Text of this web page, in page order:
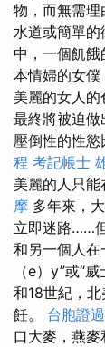
物，而無需
水道或簡單
中，一個飢餓
本情婦的女
美麗的女人
最終將被迫
壓倒性的性慾
程 考記帳士
美麗的人只能
摩 多年來，
立即迷路……
和另一個人在
（e）y”或“
和18世紀，
飪。 台胞證
口大麥，燕